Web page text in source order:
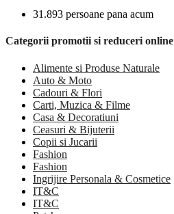
31.893 persoane pana acum
Categorii promotii si reduceri online
Alimente si Produse Naturale
Auto & Moto
Cadouri & Flori
Carti, Muzica & Filme
Casa & Decoratiuni
Ceasuri & Bijuterii
Copii si Jucarii
Fashion
Fashion
Ingrijire Personala & Cosmetice
IT&C
IT&C